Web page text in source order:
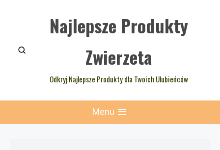
Najlepsze Produkty
Zwierzeta
Odkryj Najlepsze Produkty dla Twoich Ulubieńców
Menu